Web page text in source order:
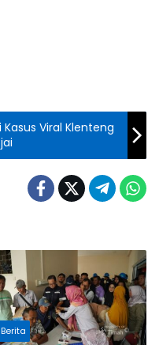
Viral Klenteng
Berita